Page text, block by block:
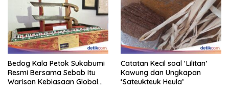
Bedog Kala Petok Sukabumi
Resmi Bersama Sebab Itu
Warisan Kebiasaan Global
Catatan Kecil soal ‘Lilitan’
Kawung dan Ungkapan
‘Sateukteuk Heula’